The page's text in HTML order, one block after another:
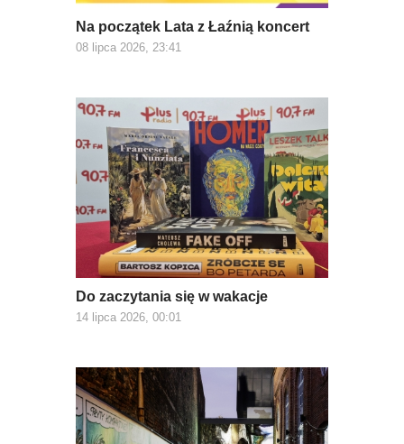
Na początek Lata z Łaźnią koncert
08 lipca 2026, 23:41
Do zaczytania się w wakacje
14 lipca 2026, 00:01